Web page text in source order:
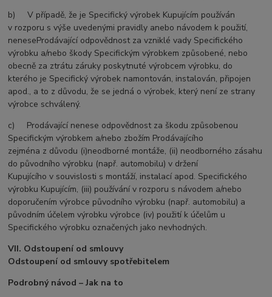
b) V případě, že je Specifický výrobek Kupujícím používán
v rozporu s výše uvedenými pravidly anebo návodem k použití,
neneseProdávající odpovědnost za vzniklé vady Specifického
výrobku a/nebo škody Specifickým výrobkem způsobené, nebo
obecně za ztrátu záruky poskytnuté výrobcem výrobku, do
kterého je Specifický výrobek namontován, instalován, připojen
apod., a to z důvodu, že se jedná o výrobek, který není ze strany
výrobce schválený.
c) Prodávající nenese odpovědnost za škodu způsobenou
Specifickým výrobkem a/nebo zbožím Prodávajícího
zejména z důvodu (i)neodborné montáže, (ii) neodborného zásahu
do původního výrobku (např. automobilu) v držení
Kupujícíhov souvislosti s montáží, instalací apod. Specifického
výrobku Kupujícím, (iii) používání v rozporu s návodem a/nebo
doporučenímvýrobce původního výrobku (např. automobilu) a
původním účelem výrobku výrobce (iv) použití k účelům u
Specifickéhovýrobku označených jako nevhodných.
VII. Odstoupení od smlouvy
Odstoupení od smlouvy spotřebitelem
Podrobný návod – Jak na to